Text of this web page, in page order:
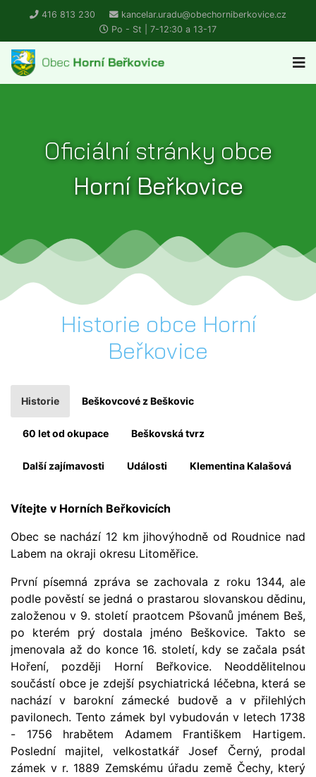
416 813 230
kancelar.uradu@obechorniberkovice.cz
Po - St | 7-12:30 a 13-17
Oficiální stránky obce
Horní Beřkovice
Historie obce Horní
Beřkovice
Historie Beškovcové z Beškovic
60 let od okupace Beškovská tvrz
Další zajímavosti Události Klementina Kalašová
Vítejte v Horních Beřkovicích
Obec se nachází 12 km jihovýhodně od Roudnice nad
Labem na okraji okresu Litoměřice.
První písemná zpráva se zachovala z roku 1344, ale
podle pověstí se jedná o prastarou slovanskou dědinu,
založenou v 9. století praotcem Pšovanů jménem Beš,
po kterém prý dostala jméno Beškovice. Takto se
jmenovala až do konce 16. století, kdy se začala psát
Hoření, později Horní Beřkovice. Neoddělitelnou
součástí obce je zdejší psychiatrická léčebna, která se
nachází v barokní zámecké budově a v přilehlých
pavilonech. Tento zámek byl vybudován v letech 1738
- 1756 hrabětem Adamem Františkem Hartigem.
Poslední majitel, velkostatkář Josef Černý, prodal
zámek v r. 1889 Zemskému úřadu země Čechy, který